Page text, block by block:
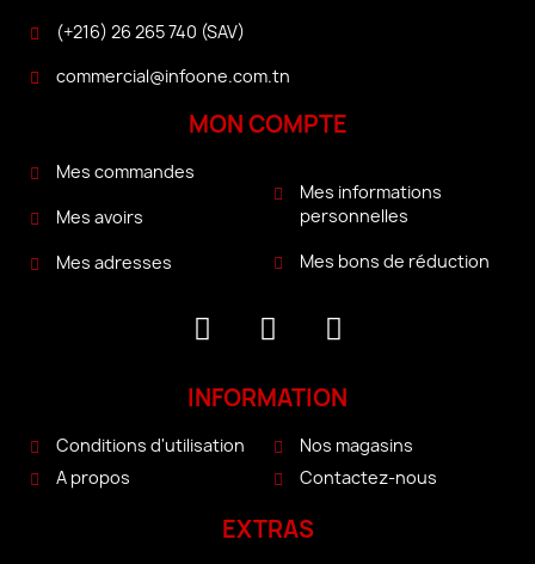
(+216) 26 265 740 (SAV)
commercial@infoone.com.tn
MON COMPTE
Mes commandes
Mes avoirs
Mes adresses
Mes informations
personnelles
Mes bons de réduction
INFORMATION
Conditions d'utilisation
A propos
Nos magasins
Contactez-nous
EXTRAS